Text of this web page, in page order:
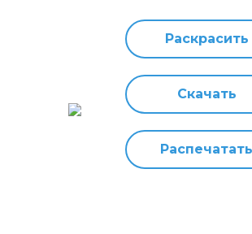
Раскрасить
Скачать
Распечатать